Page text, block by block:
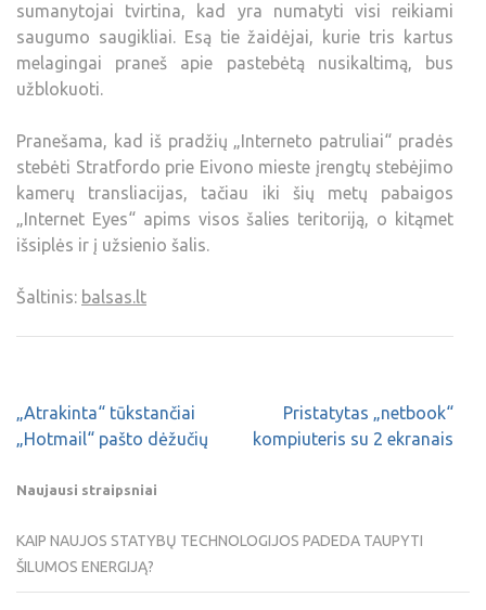
sumanytojai tvirtina, kad yra numatyti visi reikiami
saugumo saugikliai. Esą tie žaidėjai, kurie tris kartus
melagingai praneš apie pastebėtą nusikaltimą, bus
užblokuoti.
Pranešama, kad iš pradžių „Interneto patruliai“ pradės
stebėti Stratfordo prie Eivono mieste įrengtų stebėjimo
kamerų transliacijas, tačiau iki šių metų pabaigos
„Internet Eyes“ apims visos šalies teritoriją, o kitąmet
išsiplės ir į užsienio šalis.
Šaltinis: balsas.lt
„Atrakinta“ tūkstančiai
„Hotmail“ pašto dėžučių
Pristatytas „netbook“
kompiuteris su 2 ekranais
Naujausi straipsniai
KAIP NAUJOS STATYBŲ TECHNOLOGIJOS PADEDA TAUPYTI
ŠILUMOS ENERGIJĄ?